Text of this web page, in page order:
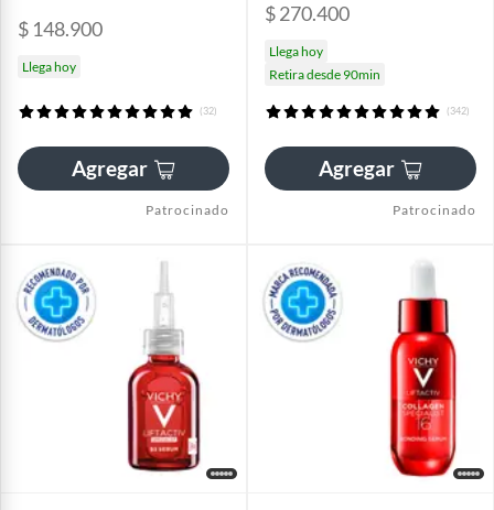
$ 148.900
Llega hoy
(32)
Agregar
Patrocinado
$ 270.400
Llega hoy
Retira desde 90min
(342)
Agregar
Patrocinado